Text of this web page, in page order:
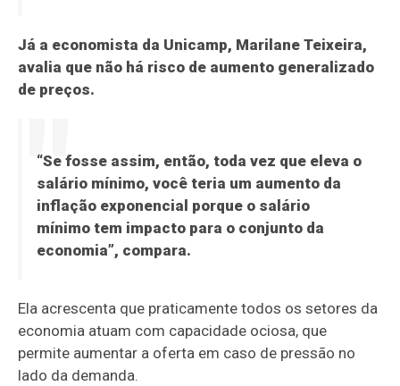
Já a economista da Unicamp, Marilane Teixeira,
avalia que não há risco de aumento generalizado
de preços.
“Se fosse assim, então, toda vez que eleva o
salário mínimo, você teria um aumento da
inflação exponencial porque o salário
mínimo tem impacto para o conjunto da
economia”, compara.
Ela acrescenta que praticamente todos os setores da
economia atuam com capacidade ociosa, que
permite aumentar a oferta em caso de pressão no
lado da demanda.